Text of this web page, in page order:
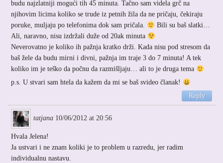
budu najzlatniji mogući tih 45 minuta. Tačno sam videla grč na
njihovim licima koliko se trude iz petnih žila da ne pričaju, čekiraju
poruke, muljaju po telefonima dok sam pričala.
Bili su baš slatki…
Ali, naravno, nisu izdržali duže od 20ak minuta
Neverovatno je koliko ih pažnja kratko drži. Kada nisu pod stresom da
baš žele da budu mirni i divni, pažnja im traje 3 do 7 minuta! A tek
koliko im je teško da počnu da razmišljaju… ali to je druga tema
p.s. U stvari sam htela da kažem da mi se baš svideo članak!
Reply
tatjana 10/06/2012 at 20:56
Hvala Jelena!
Ja ustvari i ne znam koliki je to problem u razredu, jer radim
individualnu nastavu.